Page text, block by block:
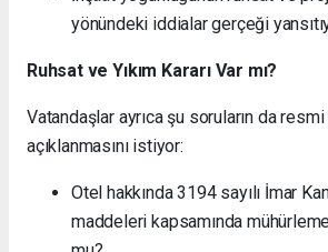
yönündeki iddialar gerçeği
Ruhsat ve Yıkım Kararı Var mı?
Vatandaşlar ayrıca şu soruların da
açıklanmasını istiyor:
Otel hakkında 3194 sayılı İmar
maddeleri kapsamında